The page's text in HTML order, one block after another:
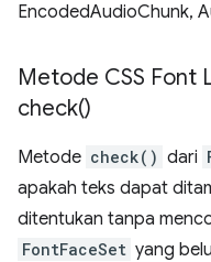
EncodedAudioChunk,
Metode CSS Font
check()
Metode check() dari
apakah teks dapat
ditentukan tanpa
FontFaceSet yang